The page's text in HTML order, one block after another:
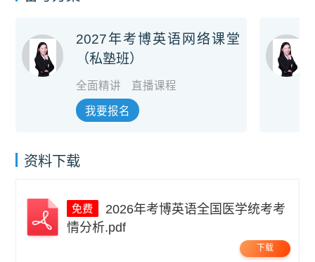
2027年考博英语网络课堂
（私塾班）
全面精讲 直播课程
我要报名
资料下载
情分析.pdf
下载